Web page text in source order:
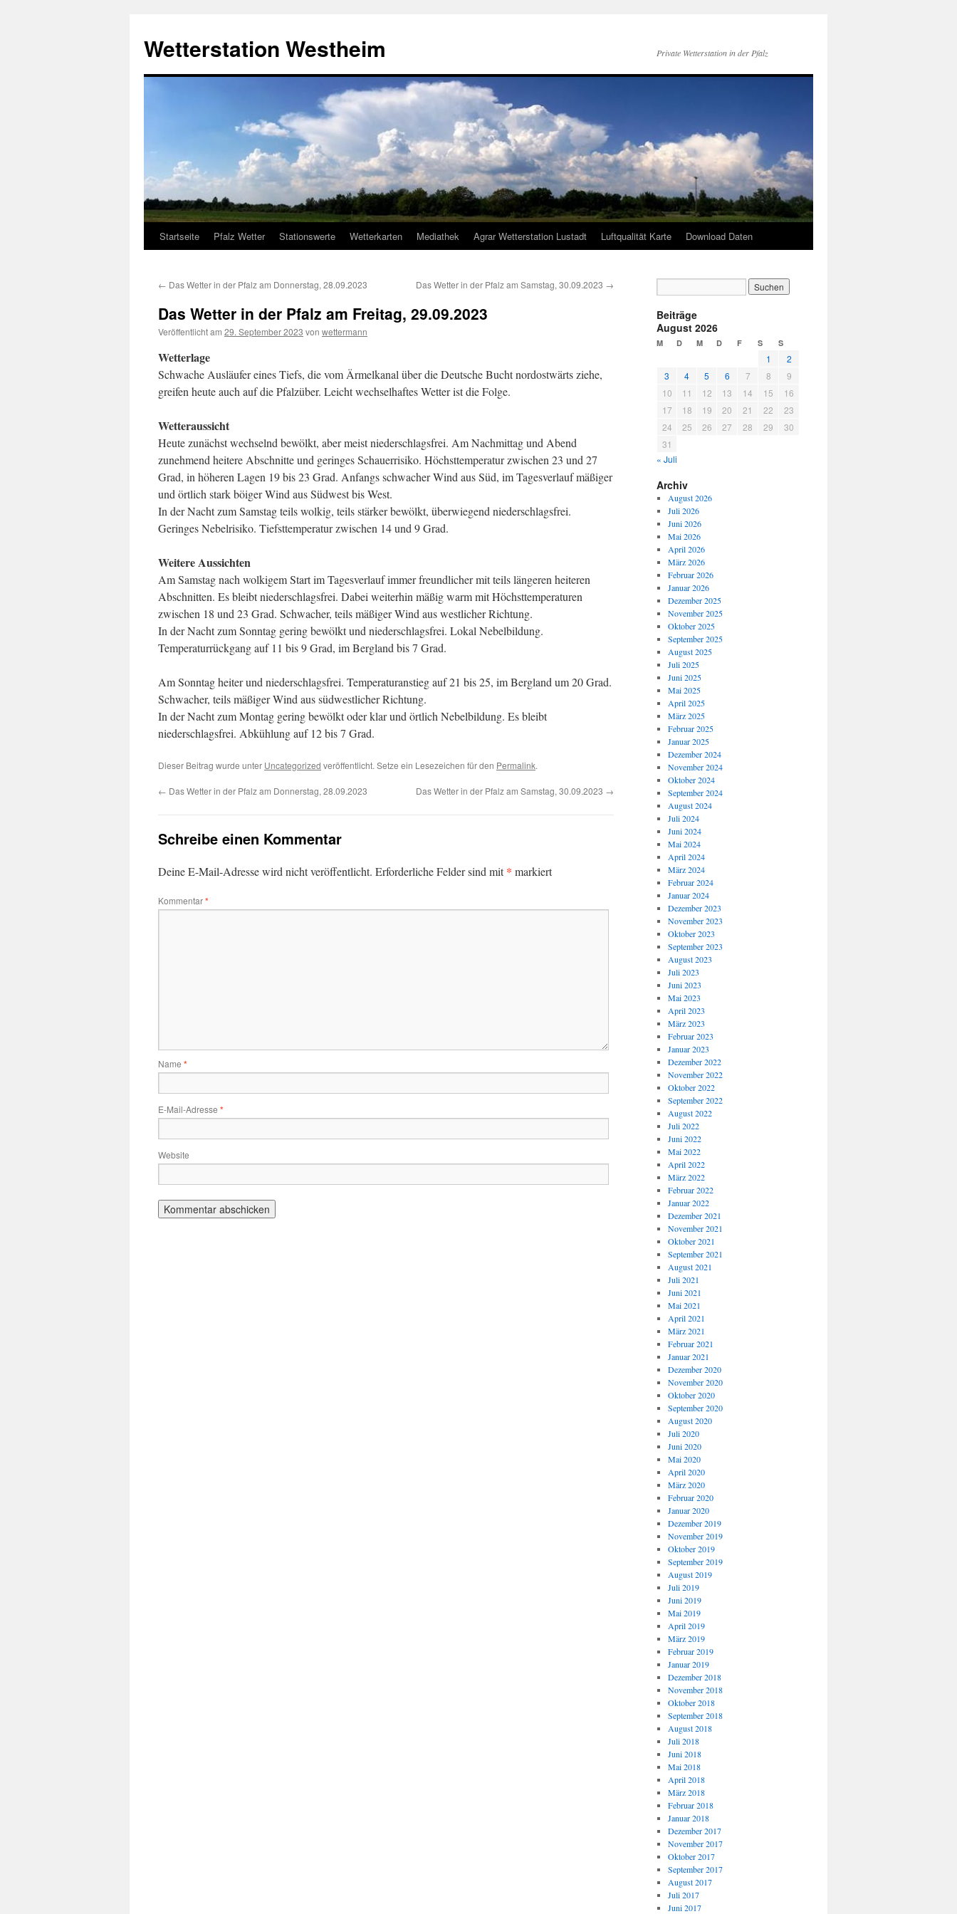
springen
Wetterstation Westheim Private Wetterstation in der Pfalz
Startseite Pfalz Wetter Stationswerte Wetterkarten Mediathek Agrar Wetterstation Lustadt Luftqualität Karte Download Daten
← Das Wetter in der Pfalz am Donnerstag, 28.09.2023 Das Wetter in der Pfalz am Samstag, 30.09.2023 →
Das Wetter in der Pfalz am Freitag, 29.09.2023
Veröffentlicht am 29. September 2023 von wettermann
Wetterlage
Schwache Ausläufer eines Tiefs, die vom Ärmelkanal über die Deutsche Bucht nordostwärts ziehe,
greifen heute auch auf die Pfalzüber. Leicht wechselhaftes Wetter ist die Folge.
Wetteraussicht
Heute zunächst wechselnd bewölkt, aber meist niederschlagsfrei. Am Nachmittag und Abend
zunehmend heitere Abschnitte und geringes Schauerrisiko. Höchsttemperatur zwischen 23 und 27
Grad, in höheren Lagen 19 bis 23 Grad. Anfangs schwacher Wind aus Süd, im Tagesverlauf mäßiger
und örtlich stark böiger Wind aus Südwest bis West.
In der Nacht zum Samstag teils wolkig, teils stärker bewölkt, überwiegend niederschlagsfrei.
Geringes Nebelrisiko. Tiefsttemperatur zwischen 14 und 9 Grad.
Weitere Aussichten
Am Samstag nach wolkigem Start im Tagesverlauf immer freundlicher mit teils längeren heiteren
Abschnitten. Es bleibt niederschlagsfrei. Dabei weiterhin mäßig warm mit Höchsttemperaturen
zwischen 18 und 23 Grad. Schwacher, teils mäßiger Wind aus westlicher Richtung.
In der Nacht zum Sonntag gering bewölkt und niederschlagsfrei. Lokal Nebelbildung.
Temperaturrückgang auf 11 bis 9 Grad, im Bergland bis 7 Grad.
Am Sonntag heiter und niederschlagsfrei. Temperaturanstieg auf 21 bis 25, im Bergland um 20 Grad.
Schwacher, teils mäßiger Wind aus südwestlicher Richtung.
In der Nacht zum Montag gering bewölkt oder klar und örtlich Nebelbildung. Es bleibt
niederschlagsfrei. Abkühlung auf 12 bis 7 Grad.
Dieser Beitrag wurde unter Uncategorized veröffentlicht. Setze ein Lesezeichen für den Permalink.
← Das Wetter in der Pfalz am Donnerstag, 28.09.2023 Das Wetter in der Pfalz am Samstag, 30.09.2023 →
Schreibe einen Kommentar
Deine E-Mail-Adresse wird nicht veröffentlicht. Erforderliche Felder sind mit* markiert
Kommentar*
Name *
E-Mail-Adresse *
Website
Beiträge
August 2026
M D M D F S S
1
2
3
4 5 6 7 8
9
10
11 12 13 14 15
16
17
18 19 20 21 22
23
24
25 26 27 28 29
30
31
« Juli
Archiv
August 2026
Juli 2026
Juni 2026
Mai 2026
April 2026
März 2026
Februar 2026
Januar 2026
Dezember 2025
November 2025
Oktober 2025
September 2025
August 2025
Juli 2025
Juni 2025
Mai 2025
April 2025
März 2025
Februar 2025
Januar 2025
Dezember 2024
November 2024
Oktober 2024
September 2024
August 2024
Juli 2024
Juni 2024
Mai 2024
April 2024
März 2024
Februar 2024
Januar 2024
Dezember 2023
November 2023
Oktober 2023
September 2023
August 2023
Juli 2023
Juni 2023
Mai 2023
April 2023
März 2023
Februar 2023
Januar 2023
Dezember 2022
November 2022
Oktober 2022
September 2022
August 2022
Juli 2022
Juni 2022
Mai 2022
April 2022
März 2022
Februar 2022
Januar 2022
Dezember 2021
November 2021
Oktober 2021
September 2021
August 2021
Juli 2021
Juni 2021
Mai 2021
April 2021
März 2021
Februar 2021
Januar 2021
Dezember 2020
November 2020
Oktober 2020
September 2020
August 2020
Juli 2020
Juni 2020
Mai 2020
April 2020
März 2020
Februar 2020
Januar 2020
Dezember 2019
November 2019
Oktober 2019
September 2019
August 2019
Juli 2019
Juni 2019
Mai 2019
April 2019
März 2019
Februar 2019
Januar 2019
Dezember 2018
November 2018
Oktober 2018
September 2018
August 2018
Juli 2018
Juni 2018
Mai 2018
April 2018
März 2018
Februar 2018
Januar 2018
Dezember 2017
November 2017
Oktober 2017
September 2017
August 2017
Juli 2017
Juni 2017